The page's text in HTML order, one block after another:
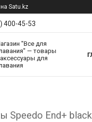
на Satu.kz
400-45-53
"Все для
— товары
для
End+